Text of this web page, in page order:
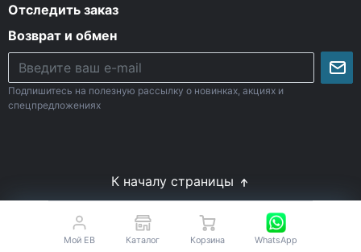
Отследить заказ
Возврат и обмен
Подпишитесь на полезную рассылку о новинках, акциях и
спецпредложениях
К началу страницы
© Все права защищены. 2009-2026 Energy-Body.ru
Спортивное питание с доставкой по России
Мой EB Каталог Корзина WhatsApp